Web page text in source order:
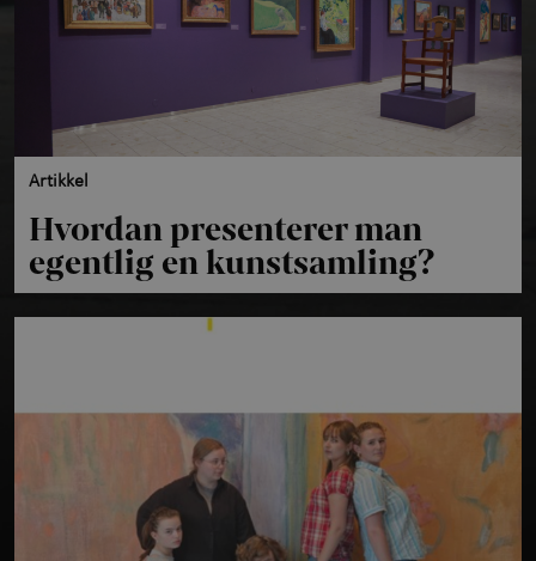
Artikkel
Hvordan presenterer man
egentlig en kunstsamling?